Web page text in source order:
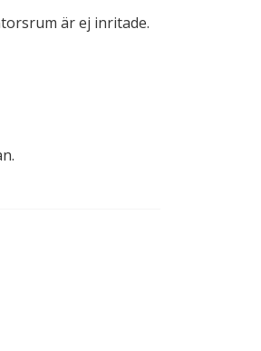
är ej inritade.